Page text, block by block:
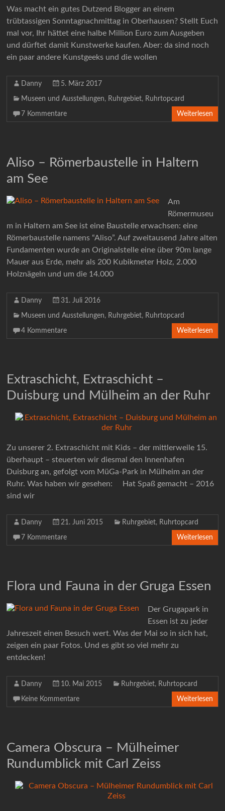
Was macht ein gutes Dutzend Blogger an einem
trübtassigen Sonntagnachmittag in Oberhausen? Stellt Euch
mal vor, Ihr hättet eine halbe Million Euro zum Ausgeben
und dürftet damit Kunstwerke kaufen. Aber: da sind noch
ein paar andere Kunstgeeks und die wollen
Danny 5. März 2017
Museen und Ausstellungen, Ruhrgebiet, Ruhrtopcard
7 Kommentare Weiterlesen
Aliso – Römerbaustelle in Haltern
am See
Am
Römermuseu
m in Haltern am See ist eine Baustelle erwachsen: eine
Römerbaustelle namens “Aliso”. Auf zweitausend Jahre alten
Fundamenten wurde an Originalstelle eine über 90m lange
Mauer aus Erde, mehr als 200 Kubikmeter Holz, 2.000
Holznägeln und um die 14.000
Danny 31. Juli 2016
Museen und Ausstellungen, Ruhrgebiet, Ruhrtopcard
4 Kommentare Weiterlesen
Extraschicht, Extraschicht –
Duisburg und Mülheim an der Ruhr
Zu unserer 2. Extraschicht mit Kids – der mittlerweile 15.
überhaupt – steuerten wir diesmal den Innenhafen
Duisburg an, gefolgt vom MüGa-Park in Mülheim an der
Ruhr. Was haben wir gesehen: Hat Spaß gemacht – 2016
sind wir
Danny 21. Juni 2015 Ruhrgebiet, Ruhrtopcard
7 Kommentare Weiterlesen
Flora und Fauna in der Gruga Essen
Der Grugapark in
Essen ist zu jeder
Jahreszeit einen Besuch wert. Was der Mai so in sich hat,
zeigen ein paar Fotos. Und es gibt so viel mehr zu
entdecken!
Danny 10. Mai 2015 Ruhrgebiet, Ruhrtopcard
Keine Kommentare Weiterlesen
Camera Obscura – Mülheimer
Rundumblick mit Carl Zeiss